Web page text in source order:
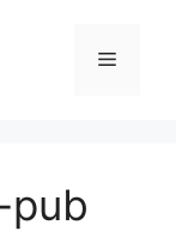
Menu
pub